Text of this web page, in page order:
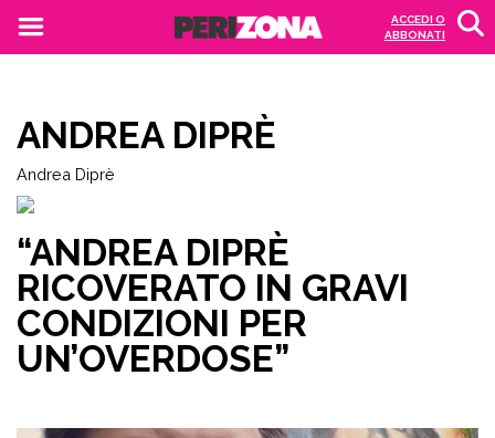
ACCEDI O
ABBONATI
ANDREA DIPRÈ
Andrea Diprè
“ANDREA DIPRÈ
RICOVERATO IN GRAVI
CONDIZIONI PER
UN’OVERDOSE”